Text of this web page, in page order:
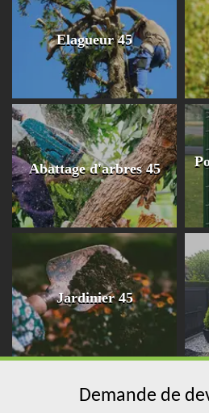
Elagueur 45
Abattage d'arbres 45
Jardinier 45
Demande de